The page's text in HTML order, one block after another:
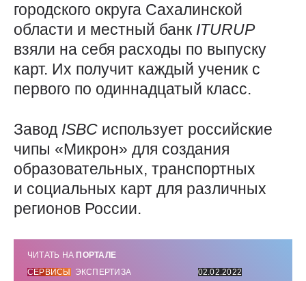
городского округа Сахалинской
области и местный банк ITURUP
взяли на себя расходы по выпуску
карт. Их получит каждый ученик с
первого по одиннадцатый класс.
Завод ISBC использует российские
чипы «Микрон» для создания
образовательных, транспортных
и социальных карт для различных
регионов России.
ЧИТАТЬ НА ПОРТАЛЕ
СЕРВИСЫ
ЭКСПЕРТИЗА
02.02.2022